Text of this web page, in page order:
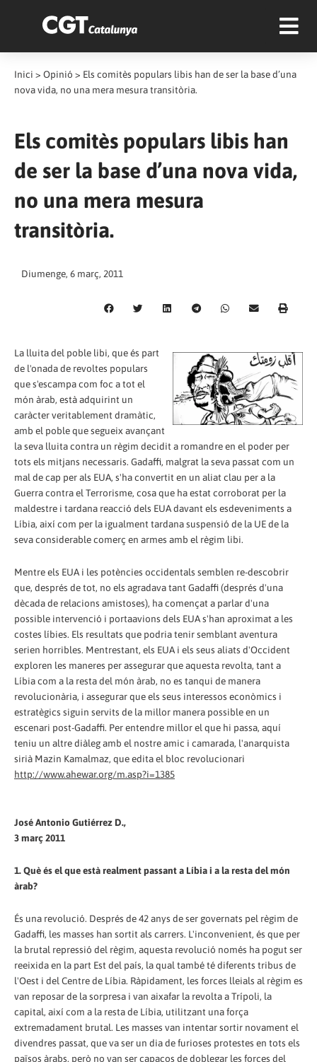
Inici > Opinió > Els comitès populars libis han de ser la base d’una
nova vida, no una mera mesura transitòria.
Els comitès populars libis han
de ser la base d’una nova vida,
no una mera mesura
transitòria.
Diumenge, 6 març, 2011
La lluita del poble libi, que és part
de l'onada de revoltes populars
que s'escampa com foc a tot el
món àrab, està adquirint un
caràcter veritablement dramàtic,
amb el poble que segueix avançant
la seva lluita contra un règim decidit a romandre en el poder per
tots els mitjans necessaris. Gadaffi, malgrat la seva passat com un
mal de cap per als EUA, s'ha convertit en un aliat clau per a la
Guerra contra el Terrorisme, cosa que ha estat corroborat per la
maldestre i tardana reacció dels EUA davant els esdeveniments a
Líbia, així com per la igualment tardana suspensió de la UE de la
seva considerable comerç en armes amb el règim libi.
Mentre els EUA i les potències occidentals semblen re-descobrir
que, després de tot, no els agradava tant Gadaffi (després d'una
dècada de relacions amistoses), ha començat a parlar d'una
possible intervenció i portaavions dels EUA s'han aproximat a les
costes líbies. Els resultats que podria tenir semblant aventura
serien horribles. Mentrestant, els EUA i els seus aliats d'Occident
exploren les maneres per assegurar que aquesta revolta, tant a
Líbia com a la resta del món àrab, no es tanqui de manera
revolucionària, i assegurar que els seus interessos econòmics i
estratègics siguin servits de la millor manera possible en un
escenari post-Gadaffi. Per entendre millor el que hi passa, aquí
teniu un altre diàleg amb el nostre amic i camarada, l'anarquista
sirià Mazin Kamalmaz, que edita el bloc revolucionari
http://www.ahewar.org/m.asp?i=1385
José Antonio Gutiérrez D.,
3 març 2011
1. Què és el que està realment passant a Líbia i a la resta del món
àrab?
És una revolució. Després de 42 anys de ser governats pel règim de
Gadaffi, les masses han sortit als carrers. L'inconvenient, és que per
la brutal repressió del règim, aquesta revolució només ha pogut ser
reeixida en la part Est del país, la qual també té diferents tribus de
l'Oest i del Centre de Líbia. Ràpidament, les forces lleials al règim es
van reposar de la sorpresa i van aixafar la revolta a Trípoli, la
capital, així com a la resta de Líbia, utilitzant una força
extremadament brutal. Les masses van intentar sortir novament el
divendres passat, que va ser un dia de furioses protestes en tots els
països àrabs, però no van ser capaços de doblegar les forces del